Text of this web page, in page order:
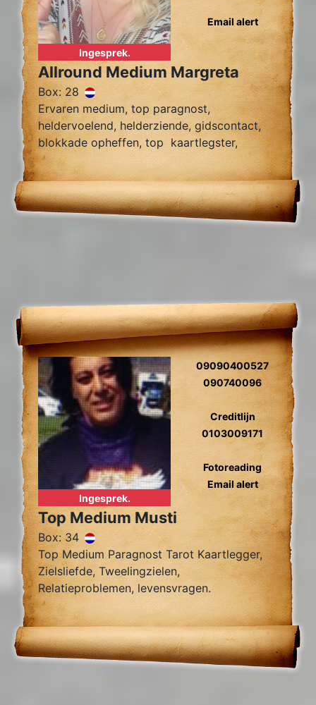
Ingesprek.
Email alert
Allround Medium Margreta
Box: 28
Ervaren medium, top paragnost,
heldervoelend, helderziende, gidscontact,
blokkade opheffen, top kaartlegster,
vragen over relatie problemen zielsrelaties,
en toekomst voorspelling 2024
Ingesprek.
09090400527
090740096
Creditlijn
0103009171
Fotoreading
Email alert
Top Medium Musti
Box: 34
Top Medium Paragnost Tarot Kaartlegger,
Zielsliefde, Tweelingzielen,
Relatieproblemen, levensvragen.